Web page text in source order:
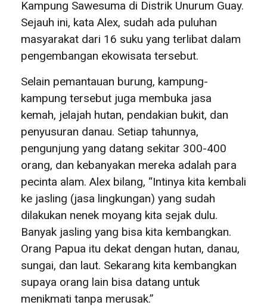
Kampung Sawesuma di Distrik Unurum Guay.
Sejauh ini, kata Alex, sudah ada puluhan
masyarakat dari 16 suku yang terlibat dalam
pengembangan ekowisata tersebut.
Selain pemantauan burung, kampung-
kampung tersebut juga membuka jasa
kemah, jelajah hutan, pendakian bukit, dan
penyusuran danau. Setiap tahunnya,
pengunjung yang datang sekitar 300-400
orang, dan kebanyakan mereka adalah para
pecinta alam. Alex bilang, “Intinya kita kembali
ke jasling (jasa lingkungan) yang sudah
dilakukan nenek moyang kita sejak dulu.
Banyak jasling yang bisa kita kembangkan.
Orang Papua itu dekat dengan hutan, danau,
sungai, dan laut. Sekarang kita kembangkan
supaya orang lain bisa datang untuk
menikmati tanpa merusak.”